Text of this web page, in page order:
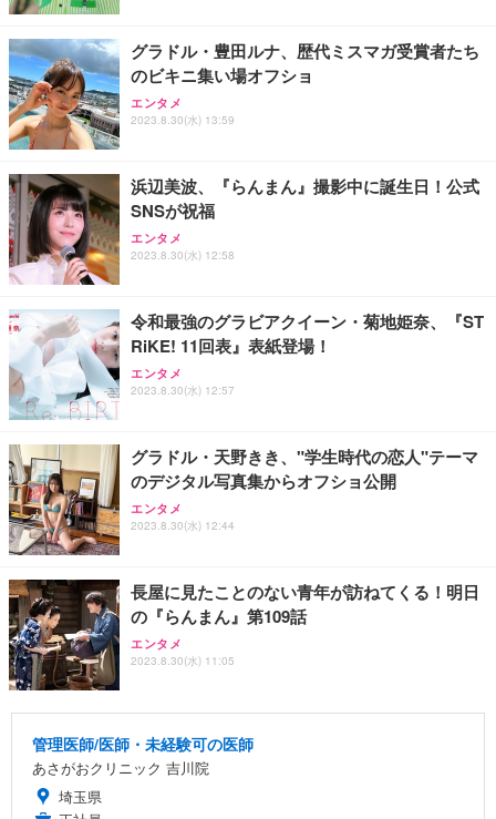
グラドル・豊田ルナ、歴代ミスマガ受賞者たち
のビキニ集い場オフショ
エンタメ
2023.8.30(水) 13:59
浜辺美波、『らんまん』撮影中に誕生日！公式
SNSが祝福
エンタメ
2023.8.30(水) 12:58
令和最強のグラビアクイーン・菊地姫奈、『ST
RiKE! 11回表』表紙登場！
エンタメ
2023.8.30(水) 12:57
グラドル・天野きき、"学生時代の恋人"テーマ
のデジタル写真集⁣からオフショ公開
エンタメ
2023.8.30(水) 12:44
長屋に見たことのない青年が訪ねてくる！明日
の『らんまん』第109話
エンタメ
2023.8.30(水) 11:05
管理医師/医師・未経験可の医師
あさがおクリニック 吉川院
埼玉県